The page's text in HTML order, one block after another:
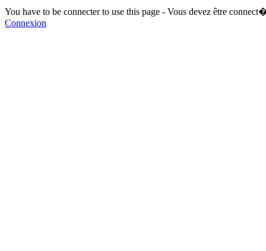
You have to be connecter to use this page - Vous devez être
Connexion